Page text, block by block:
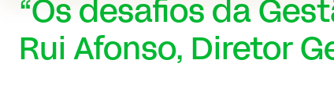
“Os desafios da
Rui Afonso, Diretor